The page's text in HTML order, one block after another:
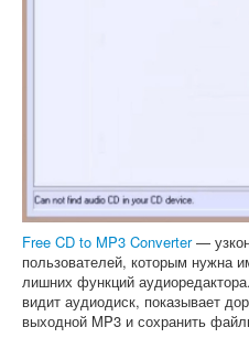
Free CD to MP3 Converter—
пользователей, которым нужна
лишних функций
видит аудиодиск, показывает
выходной MP3 и сохранить